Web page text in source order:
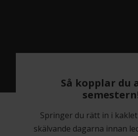
Så kopplar du
Springer du rätt in i
skälvande dagarna innan